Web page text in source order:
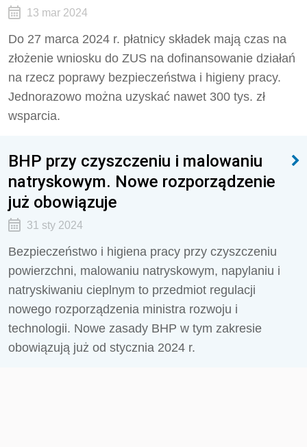
13 mar 2024
Do 27 marca 2024 r. płatnicy składek mają czas na
złożenie wniosku do ZUS na dofinansowanie działań
na rzecz poprawy bezpieczeństwa i higieny pracy.
Jednorazowo można uzyskać nawet 300 tys. zł
wsparcia.
BHP przy czyszczeniu i malowaniu
natryskowym. Nowe rozporządzenie
już obowiązuje
31 sty 2024
Bezpieczeństwo i higiena pracy przy czyszczeniu
powierzchni, malowaniu natryskowym, napylaniu i
natryskiwaniu cieplnym to przedmiot regulacji
nowego rozporządzenia ministra rozwoju i
technologii. Nowe zasady BHP w tym zakresie
obowiązują już od stycznia 2024 r.